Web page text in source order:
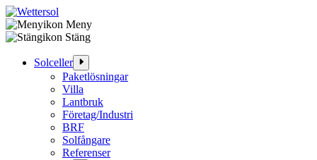
Meny
Hoppa
innehåll
Stäng
Solceller
Paketlösningar
Villa
Lantbruk
Företag/Industri
BRF
Solfångare
Referenser